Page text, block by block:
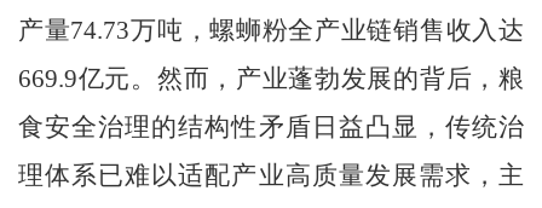
产量74.73万吨，螺蛳粉全产业链销售收入达
669.9亿元。然而，产业蓬勃发展的背后，粮
食安全治理的结构性矛盾日益凸显，传统治
理体系已难以适配产业高质量发展需求，主